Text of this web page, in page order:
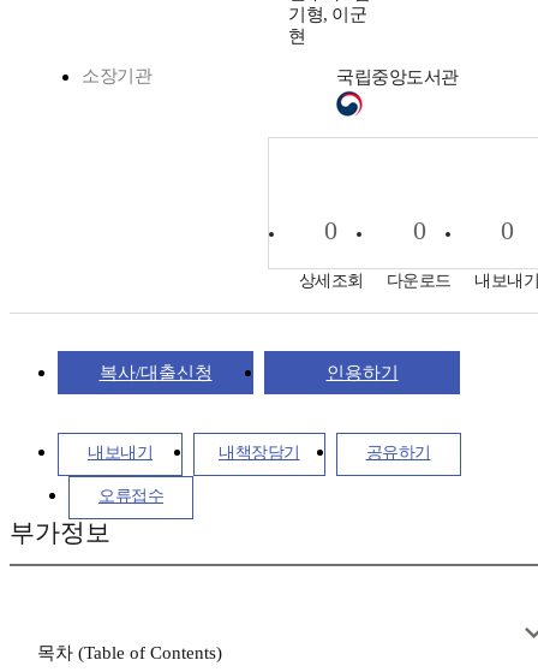
기형, 이군
현
소장기관 국립중앙도서관
0
상세조회
0
다운로드
0
내보내
복사/대출신청 인용하기
내보내기 내책장담기 공유하기
오류접수
부가정보
목차 (Table of Contents)